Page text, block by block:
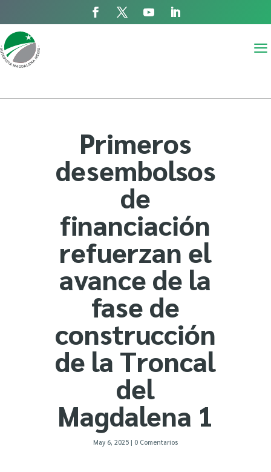
a
Primeros
desembolsos
de
financiación
refuerzan el
avance de la
fase de
construcción
de la Troncal
del
Magdalena 1
May 6, 2025| 0 Comentarios